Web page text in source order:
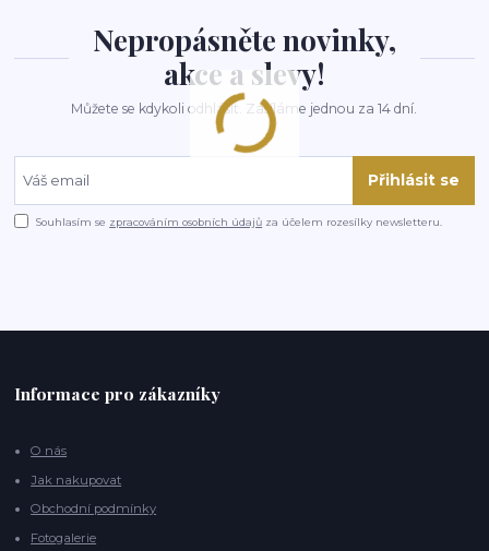
Nepropásněte novinky,
akce a slevy!
Můžete se kdykoli odhlásit. Zasíláme jednou za 14 dní.
Přihlásit se
Souhlasím se zpracováním osobních údajů za účelem rozesílky newsletteru.
Informace pro zákazníky
O nás
Jak nakupovat
Obchodní podmínky
Fotogalerie